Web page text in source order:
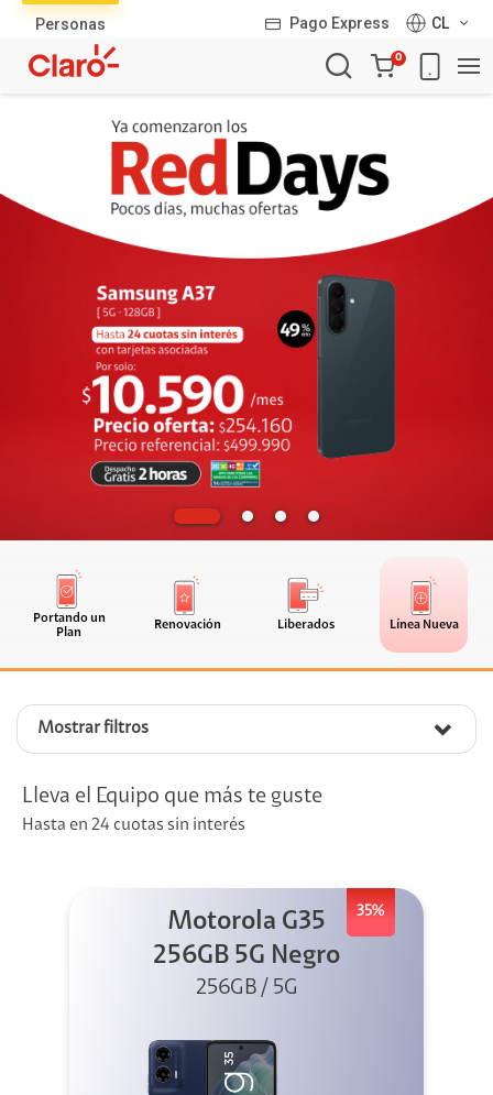
Personas Pago Express
CL
Carro
de
0
Portando un
Plan
Renovación Liberados Línea Nueva
Mostrar filtros
productos
Lleva el Equipo que más te guste
Hasta en 24 cuotas sin interés
35%
Motorola G35
256GB 5G Negro
256GB / 5G